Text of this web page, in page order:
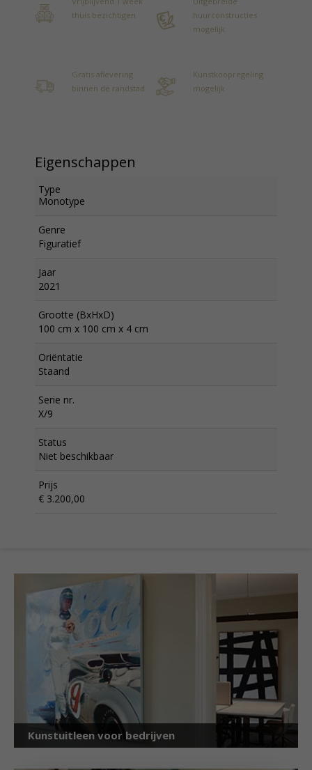
thuis bezichtigen
huurconstructies
mogelijk
Gratis aflevering
binnen de randstad
Kunstkoopregeling
mogelijk
Eigenschappen
Type
Monotype
Genre
Figuratief
Jaar
2021
Grootte (BxHxD)
100 cm x 100 cm x 4 cm
Oriëntatie
Staand
Serie nr.
X/9
Status
Niet beschikbaar
Prijs
€ 3.200,00
Kunstuitleen voor bedrijven